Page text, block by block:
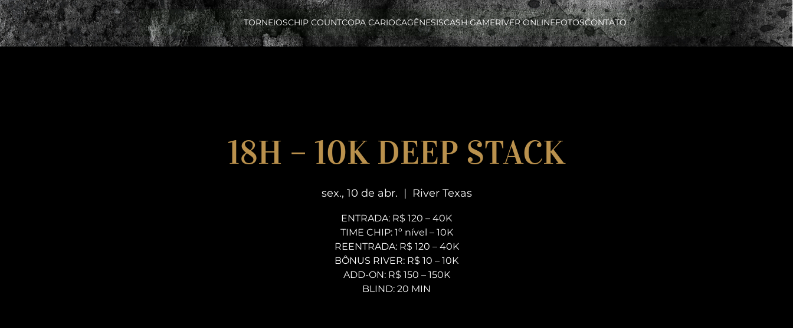
TORNEIOSCHIP COUNTCOPA CARIOCAGÊNESISCASH GAMERIVER ONLINEFOTOSCONTATO
18H – 10K DEEP STACK
sex., 10 de abr.
  |
River Texas
ENTRADA: R$ 120 – 40K
TIME CHIP: 1º nível – 10K
REENTRADA: R$ 120 – 40K
BÔNUS RIVER: R$ 10 – 10K
ADD-ON: R$ 150 – 150K
BLIND: 20 MIN